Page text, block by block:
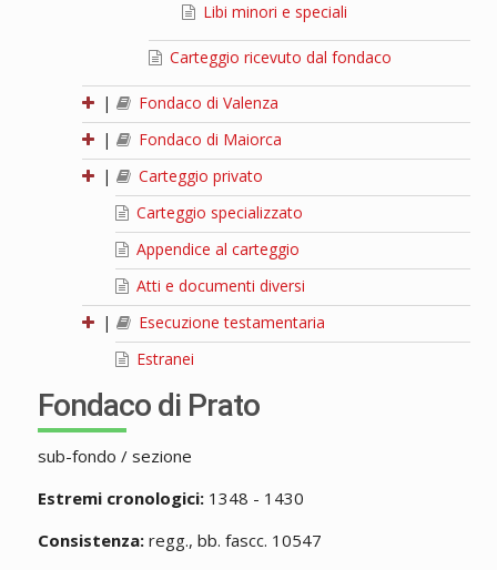
Libi minori e speciali
Carteggio ricevuto dal fondaco
|
Fondaco di Valenza
|
Fondaco di Maiorca
|
Carteggio privato
Carteggio specializzato
Appendice al carteggio
Atti e documenti diversi
|
Esecuzione testamentaria
Estranei
Fondaco di Prato
sub-fondo / sezione
Estremi cronologici:1348 - 1430
Consistenza:regg., bb. fascc. 10547